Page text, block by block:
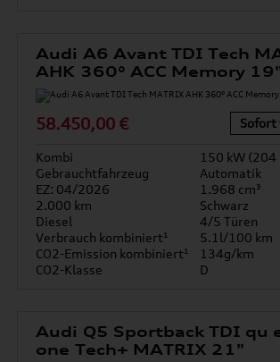
Audi A6 Avant TDI Tech
AHK 360° ACC Memory
58.450,00 € Sofort
Kombi
150 kW (204
Gebrauchtfahrzeug
Automatik
EZ: 04/2026
1.968 cm³
2.000 km
Schwarz
Diesel
4/5 Türen
Verbrauch kombiniert¹
5.1l/100 km
CO2-Emission kombiniert¹
134g/km
CO2-Klasse
D
Audi Q5 Sportback TDI qu
one Tech+ MATRIX 21"